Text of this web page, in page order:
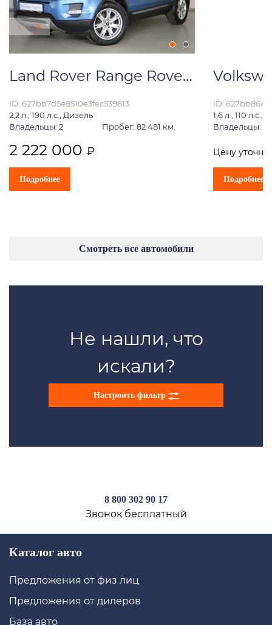
Land Rover Range Rover Evoque
ID: 627bb7d5e8510e3fec539813
2,2 л., 190 л.с., Дизель
Владельцы: 2
Пробег: 82 481 км.
2 222 000 ₽
Подробнее
ID:
1,6 л., 110 л.с.,
Владельцы: 1
Цену
Подробнее
Смотреть все автомобили
Не нашли, что
искали?
Настроить фильтр
8 800 302 90 17
Звонок бесплатный
Каталог авто
Предложения от физ лиц
Предложения от дилеров
База авто